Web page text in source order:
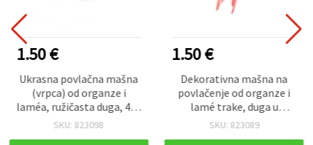
1.50 €
Ukrasna povlačna mašna
(vrpca) od organze i
laméa, ružičasta duga, 460
x 29 mm - 10 kom
SKU: 823098
1.50 €
Dekorativna mašna na
povlačenje od organze i
lamé trake, duga u
crvenim nijansama, 460 x
SKU: 823089